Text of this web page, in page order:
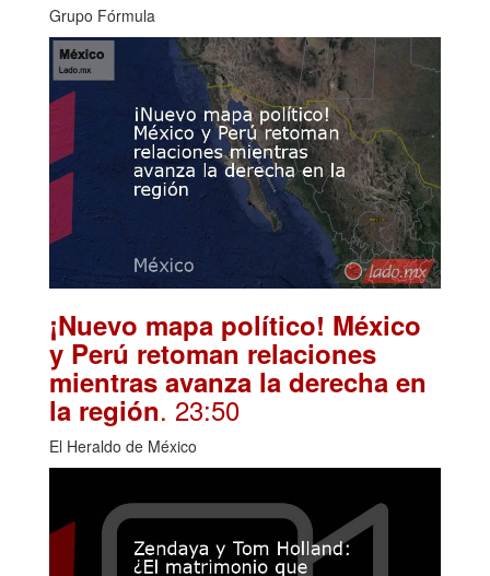
Grupo Fórmula
¡Nuevo mapa político! México
y Perú retoman relaciones
mientras avanza la derecha en
la región. 23:50
El Heraldo de México